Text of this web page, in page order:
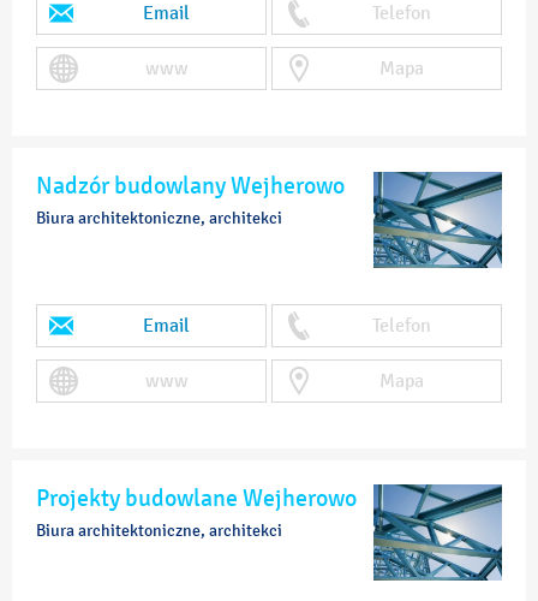
Email Telefon
www Mapa
Nadzór budowlany Wejherowo
Biura architektoniczne, architekci
Email Telefon
www Mapa
Projekty budowlane Wejherowo
Biura architektoniczne, architekci